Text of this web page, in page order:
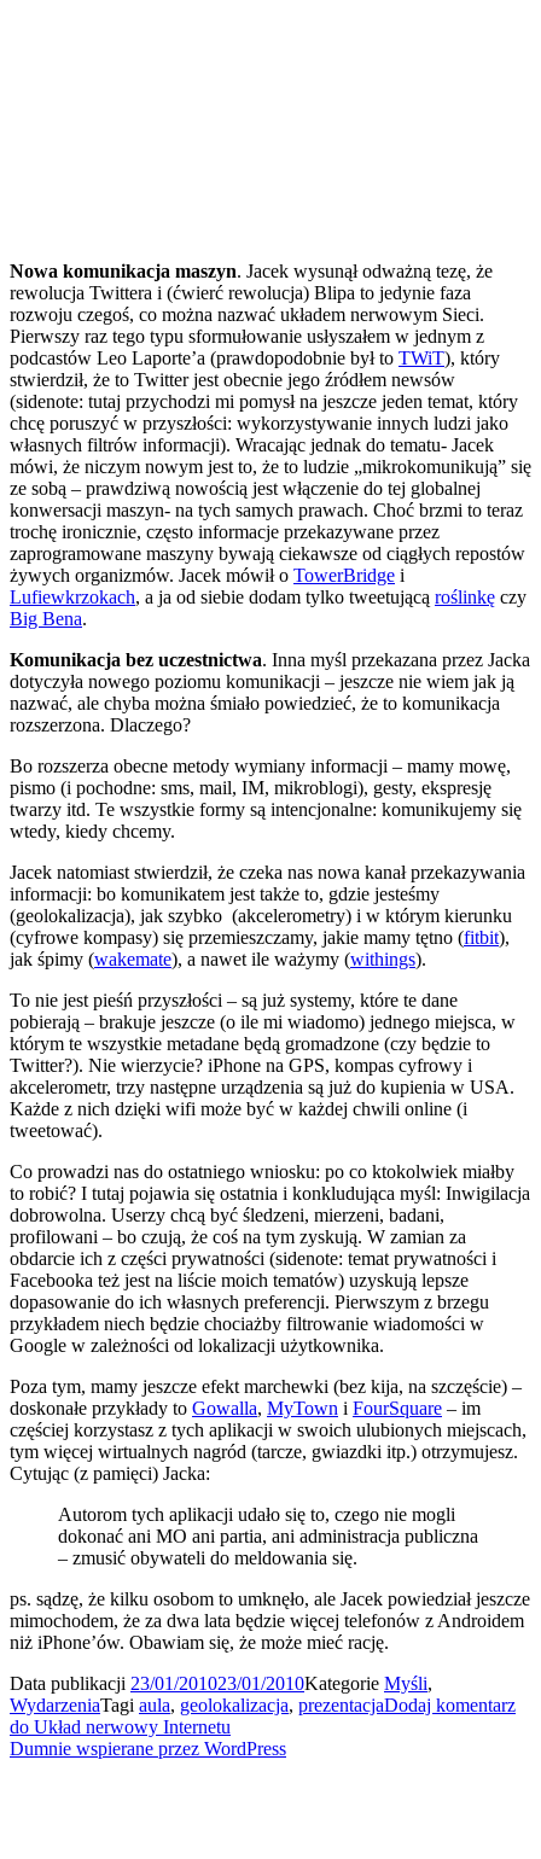
Nowa komunikacja maszyn. Jacek wysunął odważną tezę, że
rewolucja Twittera i (ćwierć rewolucja) Blipa to jedynie faza
rozwoju czegoś, co można nazwać układem nerwowym Sieci.
Pierwszy raz tego typu sformułowanie usłyszałem w jednym z
podcastów Leo Laporte’a (prawdopodobnie był to TWiT), który
stwierdził, że to Twitter jest obecnie jego źródłem newsów
(sidenote: tutaj przychodzi mi pomysł na jeszcze jeden temat, który
chcę poruszyć w przyszłości: wykorzystywanie innych ludzi jako
własnych filtrów informacji). Wracając jednak do tematu- Jacek
mówi, że niczym nowym jest to, że to ludzie „mikrokomunikują” się
ze sobą – prawdziwą nowością jest włączenie do tej globalnej
konwersacji maszyn- na tych samych prawach. Choć brzmi to teraz
trochę ironicznie, często informacje przekazywane przez
zaprogramowane maszyny bywają ciekawsze od ciągłych repostów
żywych organizmów. Jacek mówił o TowerBridge i
Lufiewkrzokach, a ja od siebie dodam tylko tweetującą roślinkę czy
Big Bena.
Komunikacja bez uczestnictwa. Inna myśl przekazana przez Jacka
dotyczyła nowego poziomu komunikacji – jeszcze nie wiem jak ją
nazwać, ale chyba można śmiało powiedzieć, że to komunikacja
rozszerzona. Dlaczego?
Bo rozszerza obecne metody wymiany informacji – mamy mowę,
pismo (i pochodne: sms, mail, IM, mikroblogi), gesty, ekspresję
twarzy itd. Te wszystkie formy są intencjonalne: komunikujemy się
wtedy, kiedy chcemy.
Jacek natomiast stwierdził, że czeka nas nowa kanał przekazywania
informacji: bo komunikatem jest także to, gdzie jesteśmy
(geolokalizacja), jak szybko (akcelerometry) i w którym kierunku
(cyfrowe kompasy) się przemieszczamy, jakie mamy tętno (fitbit),
jak śpimy (wakemate), a nawet ile ważymy (withings).
To nie jest pieśń przyszłości – są już systemy, które te dane
pobierają – brakuje jeszcze (o ile mi wiadomo) jednego miejsca, w
którym te wszystkie metadane będą gromadzone (czy będzie to
Twitter?). Nie wierzycie? iPhone na GPS, kompas cyfrowy i
akcelerometr, trzy następne urządzenia są już do kupienia w USA.
Każde z nich dzięki wifi może być w każdej chwili online (i
tweetować).
Co prowadzi nas do ostatniego wniosku: po co ktokolwiek miałby
to robić? I tutaj pojawia się ostatnia i konkludująca myśl: Inwigilacja
dobrowolna. Userzy chcą być śledzeni, mierzeni, badani,
profilowani – bo czują, że coś na tym zyskują. W zamian za
obdarcie ich z części prywatności (sidenote: temat prywatności i
Facebooka też jest na liście moich tematów) uzyskują lepsze
dopasowanie do ich własnych preferencji. Pierwszym z brzegu
przykładem niech będzie chociażby filtrowanie wiadomości w
Google w zależności od lokalizacji użytkownika.
Poza tym, mamy jeszcze efekt marchewki (bez kija, na szczęście) –
doskonałe przykłady to Gowalla, MyTown i FourSquare – im
częściej korzystasz z tych aplikacji w swoich ulubionych miejscach,
tym więcej wirtualnych nagród (tarcze, gwiazdki itp.) otrzymujesz.
Cytując (z pamięci) Jacka:
Autorom tych aplikacji udało się to, czego nie mogli
dokonać ani MO ani partia, ani administracja publiczna
– zmusić obywateli do meldowania się.
ps. sądzę, że kilku osobom to umknęło, ale Jacek powiedział jeszcze
mimochodem, że za dwa lata będzie więcej telefonów z Androidem
niż iPhone’ów. Obawiam się, że może mieć rację.
Data publikacji 23/01/201023/01/2010Kategorie Myśli,
WydarzeniaTagi aula, geolokalizacja, prezentacjaDodaj komentarz
do Układ nerwowy Internetu
Dumnie wspierane przez WordPress